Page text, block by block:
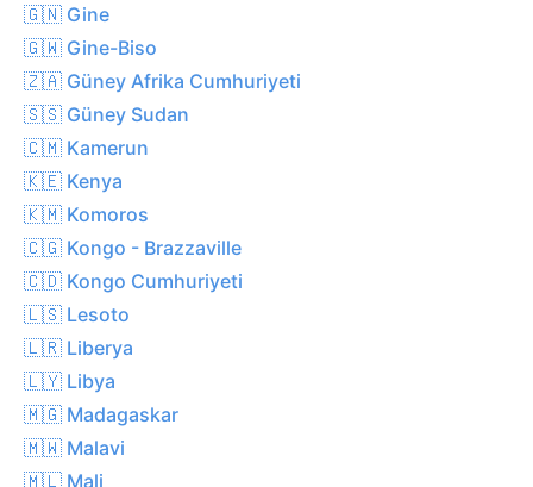
🇬🇳 Gine
🇬🇼 Gine-Biso
🇿🇦 Güney Afrika Cumhuriyeti
🇸🇸 Güney Sudan
🇨🇲 Kamerun
🇰🇪 Kenya
🇰🇲 Komoros
🇨🇬 Kongo - Brazzaville
🇨🇩 Kongo Cumhuriyeti
🇱🇸 Lesoto
🇱🇷 Liberya
🇱🇾 Libya
🇲🇬 Madagaskar
🇲🇼 Malavi
🇲🇱 Mali